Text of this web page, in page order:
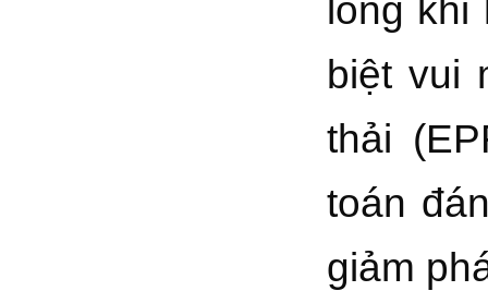
lòng khi
biệt vui
thải
toán
giảm